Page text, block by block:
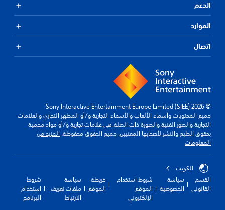
الدعم
الموارد
اتصال
© 2026 Sony Interactive Entertainment Europe Limited (SIEE)
جميع المحتويات وأسماء الألعاب والأسماء التجارية و/أو المظهر التجاري والعلامات
التجارية والصور الفنية والصورة ذات الصلة هي علامات تجارية و/أو مواد محمية
بحقوق الطبع والنشر لأصحابها المعنيين. جميع الحقوق محفوظة. المزيد من
المعلومات
الكويت‎
القسم
القانوني
سياسة
الخصوصية
شروط استخدام
الموقع
الإلكتروني
خريطة
الموقع
سياسة
ملفات تعريف
الارتباط
شروط
استخدام
البرنامج